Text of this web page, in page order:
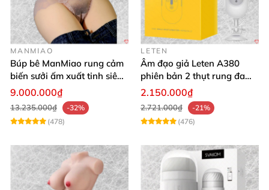
MANMIAO
Búp bê ManMiao rung cảm
biến sưởi ấm xuất tinh siêu
thực trải nghiệm
9.000.000₫
13.235.000₫
-32%
(478)
LETEN
Âm đạo giả Leten A380
phiên bản 2 thụt rung đa
chế độ, siêu mềm
2.150.000₫
2.721.000₫
-21%
(476)